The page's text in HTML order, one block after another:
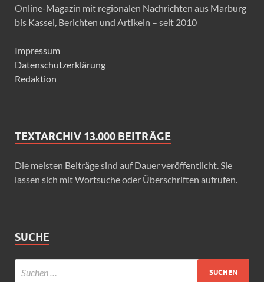
Online-Magazin mit regionalen Nachrichten aus Marburg
bis Kassel, Berichten und Artikeln – seit 2010
Impressum
Datenschutzerklärung
Redaktion
TEXTARCHIV 13.000 BEITRÄGE
Die meisten Beiträge sind auf Dauer veröffentlicht. Sie
lassen sich mit Wortsuche oder Überschriften aufrufen.
SUCHE